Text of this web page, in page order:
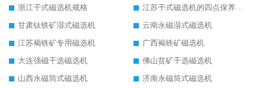
浙江干式磁选机规格
江苏干式磁选机的四点保养秘籍
甘肃钛铁矿湿式磁选机
云南永磁湿式磁选机
江苏褐铁矿专用磁选机
广西褐铁矿磁选机
大连强磁干选磁选机
佛山贫矿干选磁选机
山西永磁筒式磁选机
济南永磁筒式磁选机